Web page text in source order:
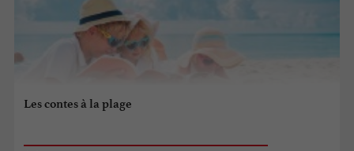
Les contes à la plage